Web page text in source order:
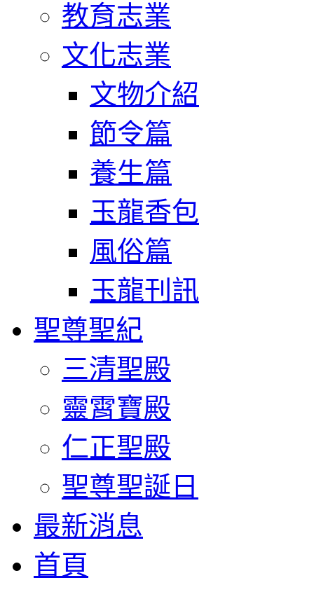
教育志業
文化志業
文物介紹
節令篇
養生篇
玉龍香包
風俗篇
玉龍刊訊
聖尊聖紀
三清聖殿
靈霄寶殿
仁正聖殿
聖尊聖誕日
最新消息
首頁